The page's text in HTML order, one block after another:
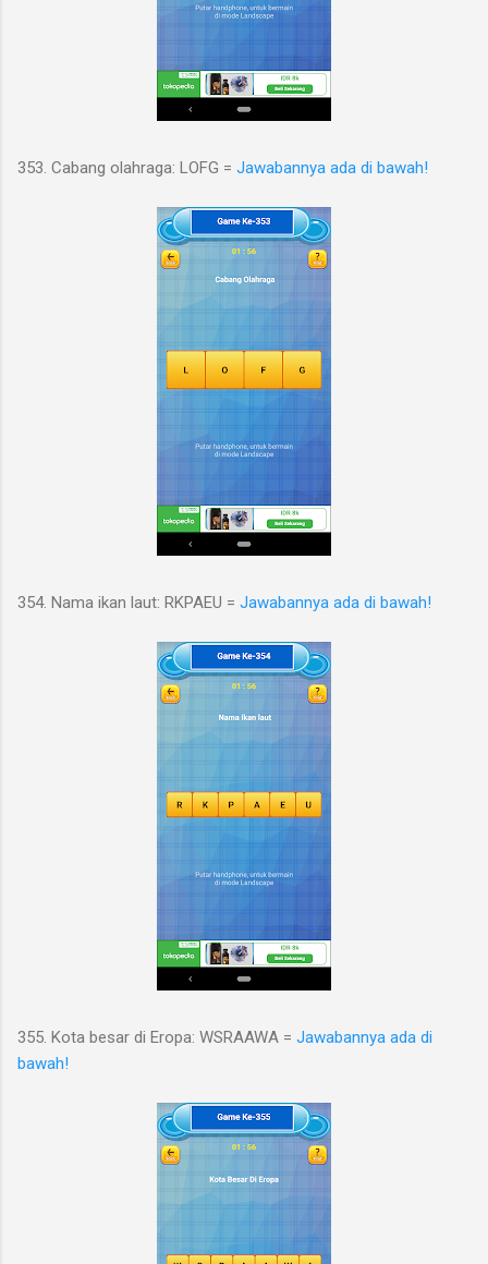
353. Cabang olahraga: LOFG = Jawabannya ada di bawah!
354. Nama ikan laut: RKPAEU = Jawabannya ada di bawah!
355. Kota besar di Eropa: WSRAAWA = Jawabannya ada di
bawah!